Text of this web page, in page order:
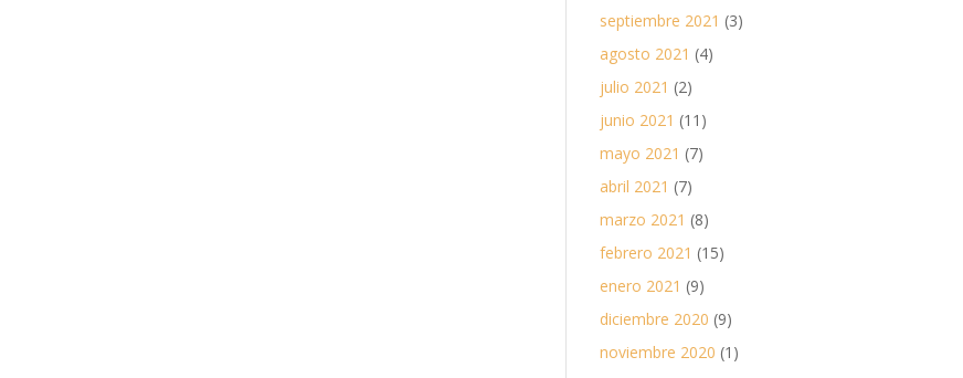
septiembre 2021 (3)
agosto 2021 (4)
julio 2021 (2)
junio 2021 (11)
mayo 2021 (7)
abril 2021 (7)
marzo 2021 (8)
febrero 2021 (15)
enero 2021 (9)
diciembre 2020 (9)
noviembre 2020 (1)